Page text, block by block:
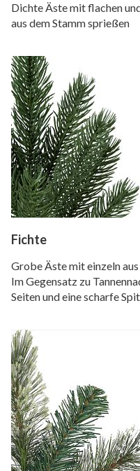
Dichte Äste mit flachen
aus dem Stamm sprießen
Fichte
Grobe Äste mit einzeln
Im Gegensatz zu
Seiten und eine scharfe